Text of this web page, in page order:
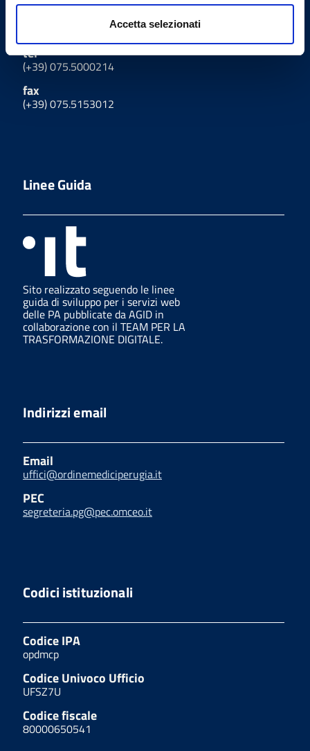
Accetta selezionati
Via Settevalli 131/F - 06129
tel
(+39) 075.5000214
fax
(+39) 075.5153012
Linee Guida
Sito realizzato seguendo le linee
guida di sviluppo per i servizi web
delle PA pubblicate da AGID in
collaborazione con il TEAM PER LA
TRASFORMAZIONE DIGITALE.
Indirizzi email
Email
uffici@ordinemediciperugia.it
PEC
segreteria.pg@pec.omceo.it
Codici istituzionali
Codice IPA
opdmcp
Codice Univoco Ufficio
UFSZ7U
Codice fiscale
80000650541